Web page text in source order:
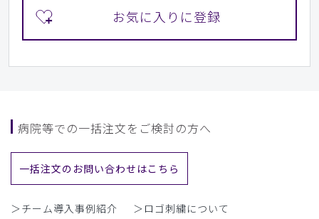
病院等での一括注文をご検討の方へ
一括注文のお問い合わせはこちら
＞チーム導入事例紹介 ＞ロゴ刺繍について